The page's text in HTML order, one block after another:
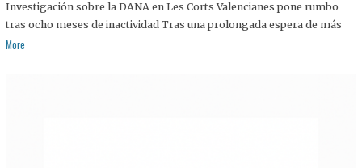
Investigación sobre la DANA en Les Corts Valencianes pone rumbo
tras ocho meses de inactividad Tras una prolongada espera de más
More